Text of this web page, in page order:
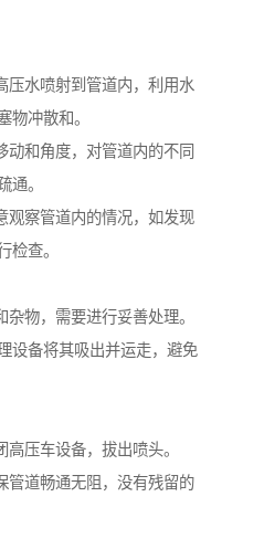
水喷射到管道内，利用水
物冲散和。
和角度，对管道内的不同
通。
察管道内的情况，如发现
检查。
物，需要进行妥善处理。
设备将其吸出并运走，避免
压车设备，拔出喷头。
道畅通无阻，没有残留的